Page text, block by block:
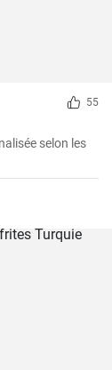
55
selon les